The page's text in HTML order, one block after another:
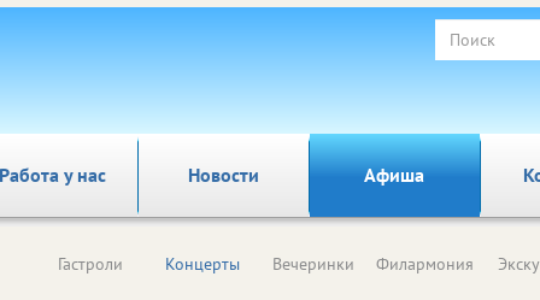
у нас Новости Афиша
Гастроли Концерты Вечеринки Филармония